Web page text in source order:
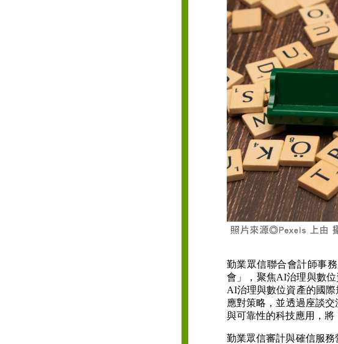
勤業眾信聯合會計師事
會」，聚焦AI治理與數位
AI治理與數位資產的國
應對策略，並透過座談
與可靠性的科技應用，將
勤業眾信審計與確信服